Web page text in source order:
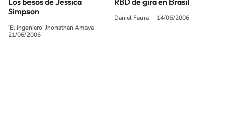
Simpson
'El ingeniero' Jhonathan Amaya
21/06/2006
Daniel Faura 14/06/2006